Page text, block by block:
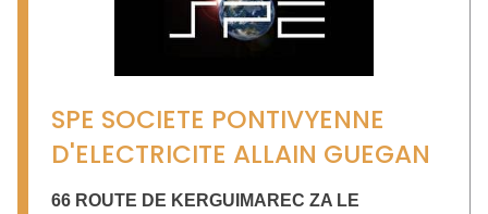
SPE SOCIETE PONTIVYENNE
D'ELECTRICITE ALLAIN GUEGAN
66 ROUTE DE KERGUIMAREC ZA LE